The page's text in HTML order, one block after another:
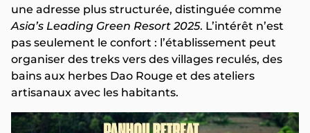
une adresse plus structurée, distinguée comme
Asia’s Leading Green Resort 2025. L’intérêt n’est
pas seulement le confort : l’établissement peut
organiser des treks vers des villages reculés, des
bains aux herbes Dao Rouge et des ateliers
artisanaux avec les habitants.